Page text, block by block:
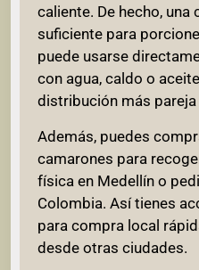
caliente. De hecho,
suficiente para
puede usarse
con agua, caldo o
distribución más pareja
Además, puedes
camarones para
física en Medellín o
Colombia. Así tienes
para compra local
desde otras ciudades.